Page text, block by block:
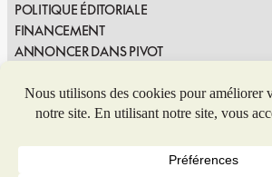
POLITIQUE ÉDITORIALE
FINANCEMENT
ANNONCER DANS PIVOT
SIGNALER UNE ERREUR
NOUS JOINDRE